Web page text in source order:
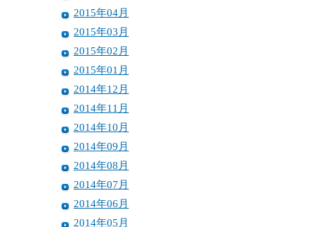
2015年04月
2015年03月
2015年02月
2015年01月
2014年12月
2014年11月
2014年10月
2014年09月
2014年08月
2014年07月
2014年06月
2014年05月